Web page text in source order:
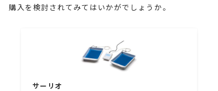
購入を検討されてみてはいかがでしょうか。
サーリオ